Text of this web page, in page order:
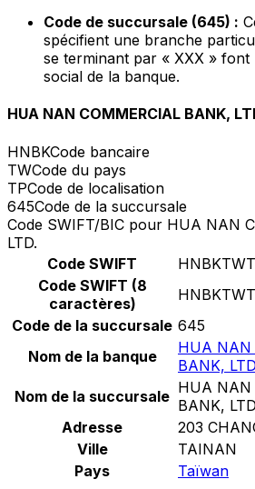
Code de succursale (645) :
spécifient une branche
se terminant par « XXX »
social de la banque.
HUA NAN COMMERCIAL BANK,
HNBKCode bancaire
TWCode du pays
TPCode de localisation
645Code de la succursale
Code SWIFT/BIC pour HUA NAN
LTD.
Code SWIFT
Code SWIFT (8
caractères)
Code de la succursale 645
Nom de la banque
HUA NAN
BANK,
Nom de la succursale HUA NAN
BANK,
Adresse
203
Ville
TAINAN
Pays
Taïwan